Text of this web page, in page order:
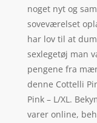
noget nyt og
soveværelset
har lov til at
sexlegetøj man
pengene fra
denne Cottelli
Pink – L/XL.
varer online,